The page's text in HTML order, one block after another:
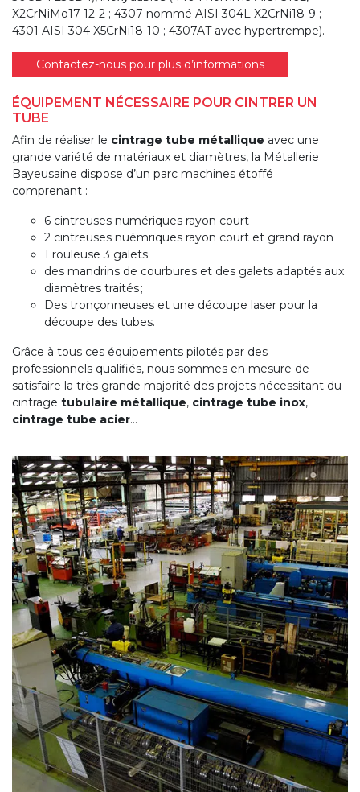
X2CrNiMo17-12-2 ; 4307 nommé AISI 304L X2CrNi18-9 ;
4301 AISI 304 X5CrNi18-10 ; 4307AT avec hypertrempe).
Contactez-nous pour plus d’informations
ÉQUIPEMENT NÉCESSAIRE POUR CINTRER UN
TUBE
Afin de réaliser le cintrage tube métallique avec une
grande variété de matériaux et diamètres, la Métallerie
Bayeusaine dispose d’un parc machines étoffé
comprenant :
6 cintreuses numériques rayon court
2 cintreuses nuémriques rayon court et grand rayon
1 rouleuse 3 galets
des mandrins de courbures et des galets adaptés aux
diamètres traités ;
Des tronçonneuses et une découpe laser pour la
découpe des tubes.
Grâce à tous ces équipements pilotés par des
professionnels qualifiés, nous sommes en mesure de
satisfaire la très grande majorité des projets nécessitant du
cintrage tubulaire métallique, cintrage tube inox,
cintrage tube acier…